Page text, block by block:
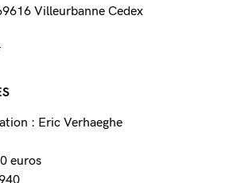
Villeurbanne Cedex
: Eric Verhaeghe
euros